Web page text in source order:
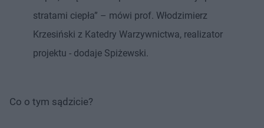
stratami ciepła” – mówi prof. Włodzimierz
Krzesiński z Katedry Warzywnictwa, realizator
projektu - dodaje Spiżewski.
Co o tym sądzicie?